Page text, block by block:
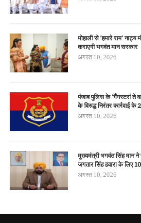
मोहाली से ‘हमारे राम’
कराएगी भगवंत मान सरकार
अगस्त 10, 2026
पंजाब पुलिस के ‘गैंगस्टरां ते
के विरुद्ध निरंतर कार्रवाई के
अगस्त 10, 2026
मुख्यमंत्री भगवंत सिंह मान
जगतार सिंह हवारा के लिए
अगस्त 10, 2026